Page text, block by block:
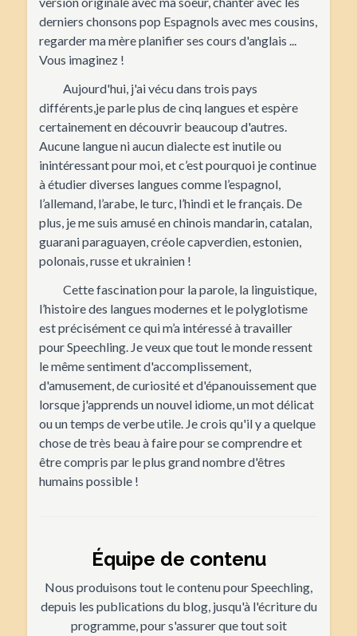
derniers chonsons pop Espagnols avec mes cousins,
regarder ma mère planifier ses cours d'anglais ...
Vous imaginez !
Aujourd'hui, j'ai vécu dans trois pays
différents,je parle plus de cinq langues et espère
certainement en découvrir beaucoup d'autres.
Aucune langue ni aucun dialecte est inutile ou
inintéressant pour moi, et c’est pourquoi je continue
à étudier diverses langues comme l’espagnol,
l’allemand, l’arabe, le turc, l’hindi et le français. De
plus, je me suis amusé en chinois mandarin, catalan,
guarani paraguayen, créole capverdien, estonien,
polonais, russe et ukrainien !
Cette fascination pour la parole, la linguistique,
l’histoire des langues modernes et le polyglotisme
est précisément ce qui m’a intéressé à travailler
pour Speechling. Je veux que tout le monde ressent
le même sentiment d'accomplissement,
d'amusement, de curiosité et d'épanouissement que
lorsque j'apprends un nouvel idiome, un mot délicat
ou un temps de verbe utile. Je crois qu'il y a quelque
chose de très beau à faire pour se comprendre et
être compris par le plus grand nombre d'êtres
humains possible !
Équipe de contenu
Nous produisons tout le contenu pour Speechling,
depuis les publications du blog, jusqu'à l'écriture du
programme, pour s'assurer que tout soit